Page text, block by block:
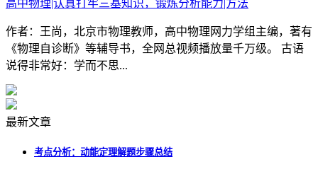
高中物理|认真打牢三基知识，锻炼分析能力|方法
作者：王尚，北京市物理教师，高中物理网力学组主编，著有
《物理自诊断》等辅导书，全网总视频播放量千万级。 古语
说得非常好：学而不思...
最新文章
考点分析：动能定理解题步骤总结